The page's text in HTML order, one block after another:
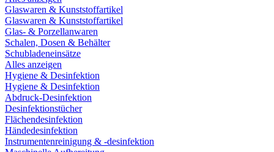
Glaswaren & Kunststoffartikel
Glaswaren & Kunststoffartikel
Glas- & Porzellanwaren
Schalen, Dosen & Behälter
Schubladeneinsätze
Alles anzeigen
Hygiene & Desinfektion
Hygiene & Desinfektion
Abdruck-Desinfektion
Desinfektionstücher
Flächendesinfektion
Händedesinfektion
Instrumentenreinigung & -desinfektion